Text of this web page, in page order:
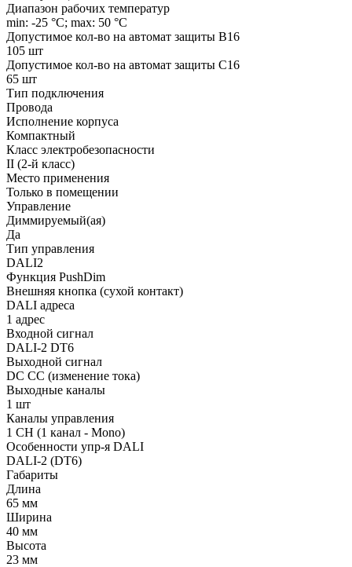
Диапазон рабочих температур
min: -25 °C; max: 50 °C
Допустимое кол-во на автомат защиты B16
105 шт
Допустимое кол-во на автомат защиты C16
65 шт
Тип подключения
Провода
Исполнение корпуса
Компактный
Класс электробезопасности
II (2-й класс)
Место применения
Только в помещении
Управление
Диммируемый(ая)
Да
Тип управления
DALI2
Функция PushDim
Внешняя кнопка (сухой контакт)
DALI адреса
1 адрес
Входной сигнал
DALI-2 DT6
Выходной сигнал
DC CC (изменение тока)
Выходные каналы
1 шт
Каналы управления
1 CH (1 канал - Mono)
Особенности упр-я DALI
DALI-2 (DT6)
Габариты
Длина
65 мм
Ширина
40 мм
Высота
23 мм